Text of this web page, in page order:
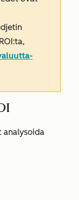
analysoida